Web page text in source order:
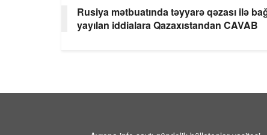
Rusiya mətbuatında təyyarə qəzası ilə
yayılan iddialara Qazaxıstandan CAVAB